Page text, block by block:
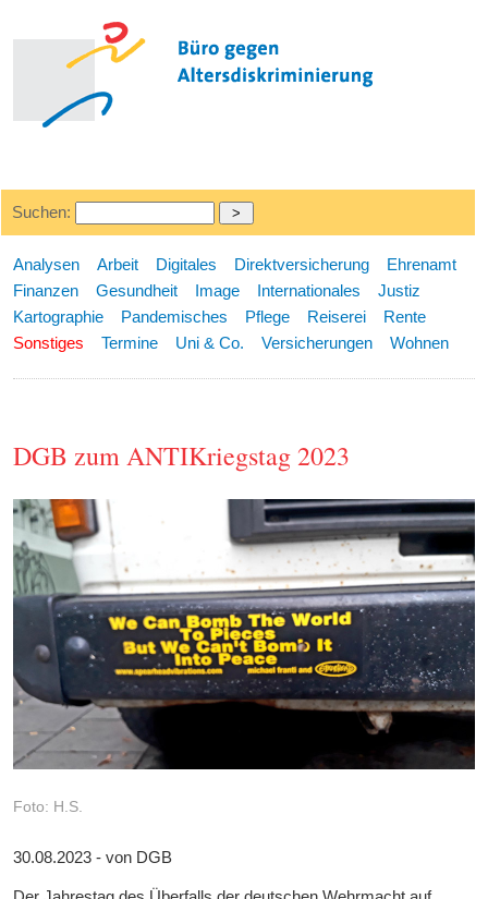
Suchen:
Analysen Arbeit Digitales Direktversicherung
Ehrenamt
Finanzen
Gesundheit Image Internationales
Justiz
Kartographie
Pandemisches Pflege Reiserei
Rente
Sonstiges
Termine Uni & Co. Versicherungen Wohnen
DGB zum ANTIKriegstag 2023
Foto: H.S.
30.08.2023 - von DGB